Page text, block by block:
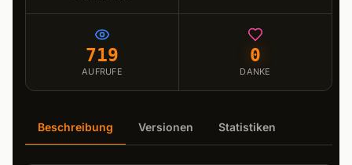
719
AUFRUFE
0
DANKE
Beschreibung Versionen Statistiken